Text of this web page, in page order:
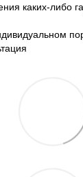
каких-либо